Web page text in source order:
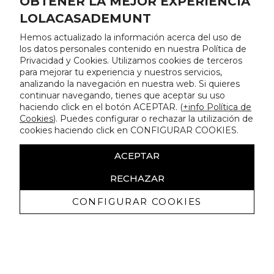
LOLACASADEMUNT
Hemos actualizado la información acerca del uso de
los datos personales contenido en nuestra Política de
Privacidad y Cookies. Utilizamos cookies de terceros
para mejorar tu experiencia y nuestros servicios,
analizando la navegación en nuestra web. Si quieres
continuar navegando, tienes que aceptar su uso
haciendo click en el botón ACEPTAR. (+info Política de
Cookies). Puedes configurar o rechazar la utilización de
cookies haciendo click en CONFIGURAR COOKIES.
ACEPTAR
RECHAZAR
CONFIGURAR COOKIES